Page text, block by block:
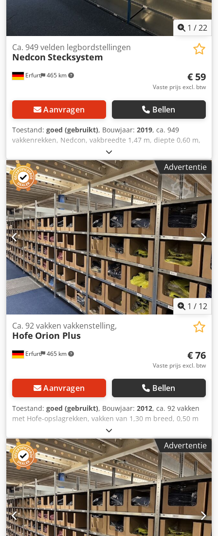
Hls Isha Totaal aantal vakken: ca. 9.079 stuks Staat: goed
tot zeer goed Beschikbaar: vanaf ca. augustus 2026, of in
overleg Locatie: omgeving Erfurt
1 /22
Erfurt 465 km
Ca. 949 velden legbordstellingen
Nedcon Stecksystem
€ 59
Vaste prijs excl. btw
Aanvragen Bellen
Toestand: goed (gebruikt), Bouwjaar: 2019, ca. 949
vakkenrekken, Nedcon, vakbreedte 1,47 m, diepte 0,60 m,
framehoogte 2 m – gebruikt: Prijs af locatie (netto),
gedemonteerd, verpakt en geladen. Codpfx Aszpf E Ujl
Ieha per basiselement (met 2 frames en 5 vakken): 99,- €
Per aanbouwelement (1 frame en 5 vakken): tot 20
aanbouwelementen: 79,- € vanaf 21 aanbouwelementen:
75,- € vanaf 50 aanbouwelementen: 69,- € vanaf 100
aanbouwelementen: 69,- € vanaf 500 aanbouwelementen:
65,- € bij volledige afname: 59,- € Fabrikant: Nedcon Type:
steeksysteem Bouwjaar: 2019 - 2023 ca. 5 vakken per
element Afmetingen per vak: ca. 1470x600 mm,
Framehoogte ca.: 2000 mm, Draaglast per vak: 100 kg,
Elementlast: 500 kg Totaal aantal vakken: ca. 4.385 stuks
Staat: goed tot zeer goed (deels nog origineel verpakt!)
Beschikbaar: vanaf ca. augustus 2026, of in overleg Locatie:
omgeving Erfurt
Advertentie
1 / 12
Erfurt 465 km
Ca. 92 vakken vakkenstelling,
Hofe Orion Plus
€ 76
Vaste prijs excl. btw
Aanvragen Bellen
Toestand: goed (gebruikt), Bouwjaar: 2012, ca. 92 vakken
met Hofe-opslagrekken, vakken van 1,30 m breed, 0,50 m
diep, framehoogte 2,50 m – gebruikt: Prijs vanaf locatie: €
7.000,- (exclusief btw), gedemonteerd, verpakt en geladen.
Fabrikant: Hofe Type: Orion Plus Bouwjaar: 2012 / 2013 Ca.
5 vakken per rij Cjdpfxszpf E Ie Al Ijha Afmetingen per vak:
ca. 1,30 m x 50 cm Framehoogte ca.: 2,50 m
Draagvermogen per vak: 185 kg Draagvermogen per rij:
1.000 kg (op sommige typeplaatjes staat een waarde van
200 kg, wat te maken heeft met het draagvermogen van
het platform waarop de rekken staan; de rekken kunnen
1.000 kg dragen). Staat: goed Beschikbaar: vanaf ca.
augustus 2026, of in overleg Locatie: regio Erfurt
Advertentie